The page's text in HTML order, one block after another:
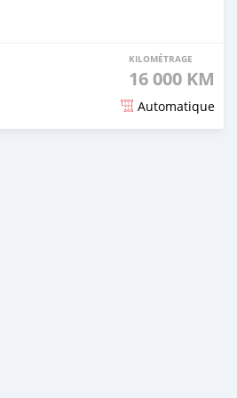
KILOMÉTRAGE
16 000 KM
Automatique